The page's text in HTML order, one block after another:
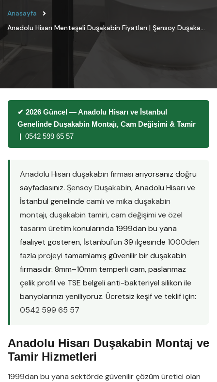
Anasayfa
Anadolu Hisarı Menteşeli Duşakabin Fiyatları | Şensoy Duşaka...
✔ 2026 Güncel — Anadolu Hisarı ve İstanbul
Genelinde Duşakabin Montajı, Cam Değişimi & Tamir
| 0542 599 65 57
Anadolu Hisarı duşakabin firması arıyorsanız doğru
sayfadasınız. Şensoy Duşakabin, Anadolu Hisarı ve
İstanbul genelinde camlı ve mika duşakabin
montajı,duşakabin tamiri,cam değişimi ve özel
tasarım üretim konularında 1999dan bu yana
faaliyet gösteren, İstanbul'un 39 ilçesinde 1000den
fazla projeyi tamamlamış güvenilir bir duşakabin
firmasıdır. 8mm–10mm temperli cam, paslanmaz
çelik profil ve TSE belgeli anti-bakteriyel silikon ile
banyolarınızı yeniliyoruz. Ücretsiz keşif ve teklif için:
0542 599 65 57
Anadolu Hisarı Duşakabin Montaj ve
Tamir Hizmetleri
1999dan bu yana sektörde güvenilir çözüm üretici olan